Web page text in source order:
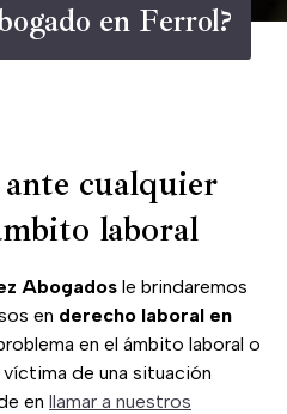
en Ferrol?
ante cualquier
laboral
Abogados le brindaremos
en derecho laboral en
en el ámbito laboral o
de una situación
en llamar a nuestros